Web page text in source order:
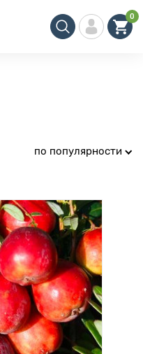
0
по популярности